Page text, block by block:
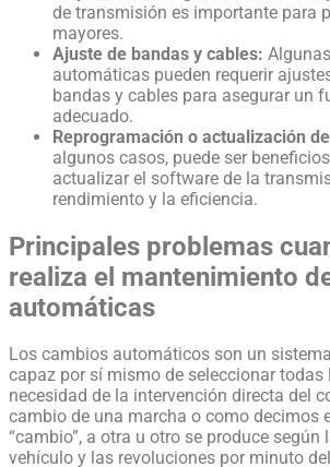
de transmisión es importante para
mayores.
Ajuste de bandas y cables:
automáticas pueden requerir
bandas y cables para asegurar un
adecuado.
Reprogramación o actualización
algunos casos, puede ser
actualizar el software de la
rendimiento y la eficiencia.
Principales problemas
realiza el mantenimiento
automáticas
Los cambios automáticos son un
capaz por sí mismo de seleccionar
necesidad de la intervención directa del
cambio de una marcha o como decimos
“cambio”, a otra u otro se produce según
vehículo y las revoluciones por minuto